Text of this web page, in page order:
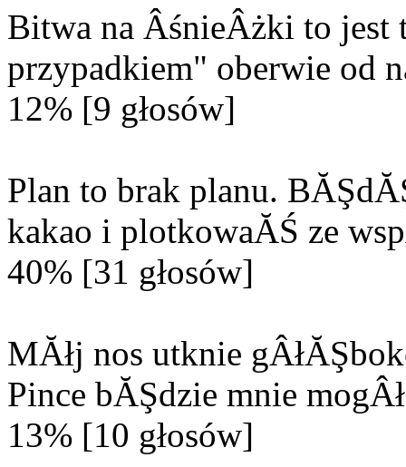
Bitwa na ÂśnieÂżki to jest
przypadkiem" oberwie od
12% [9 głosów]
Plan to brak planu.
kakao i plotkowaĂŚ ze
40% [31 głosów]
MĂłj nos utknie
Pince bĂŞdzie mnie
13% [10 głosów]